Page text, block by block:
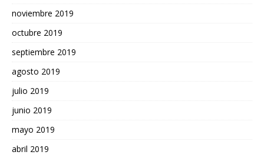
noviembre 2019
octubre 2019
septiembre 2019
agosto 2019
julio 2019
junio 2019
mayo 2019
abril 2019